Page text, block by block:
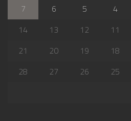
4
5
6
7
11
12
13
14
18
19
20
21
25
26
27
28